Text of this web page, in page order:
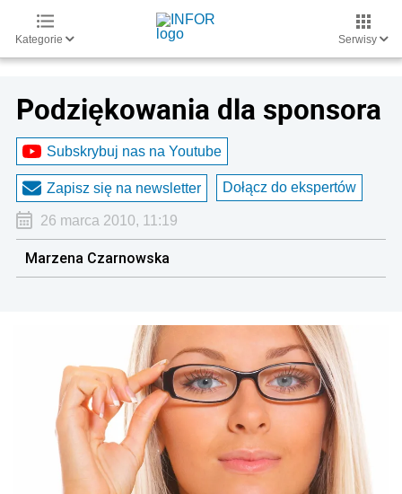
Kategorie Serwisy
Podziękowania dla sponsora
Subskrybuj nas na Youtube
Zapisz się na newsletter Dołącz do ekspertów
26 marca 2010, 11:19
Marzena Czarnowska